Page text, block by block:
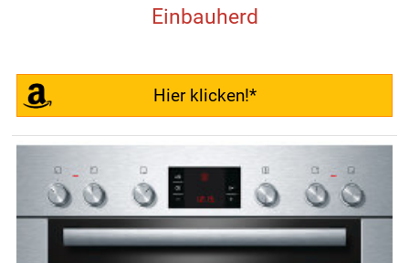
Einbauherd
Hier klicken!*